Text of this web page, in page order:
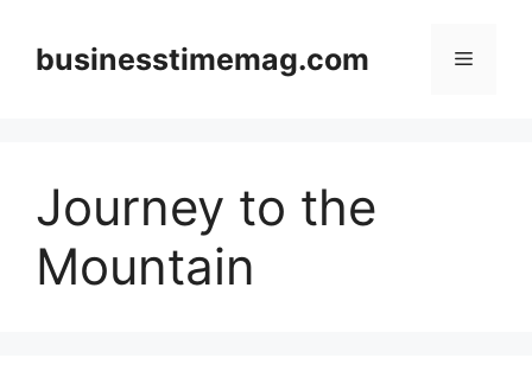
contentbusinesstimemag.com Menu
Journey to the
Mountain